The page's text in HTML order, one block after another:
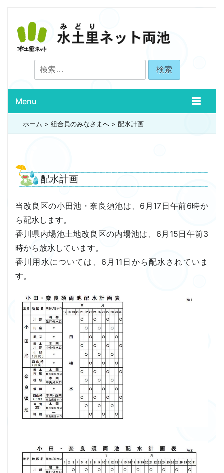
検
索:
Menu
ホーム > 組合員のみなさまへ > 配水計画
配水計画
当改良区の小田池・奈良須池は、6月17日午前6時か
ら配水します。
香川県内場池土地改良区の内場池は、6月15日午前3
時から放水しています。
香川用水については、6月11日から配水されていま
す。